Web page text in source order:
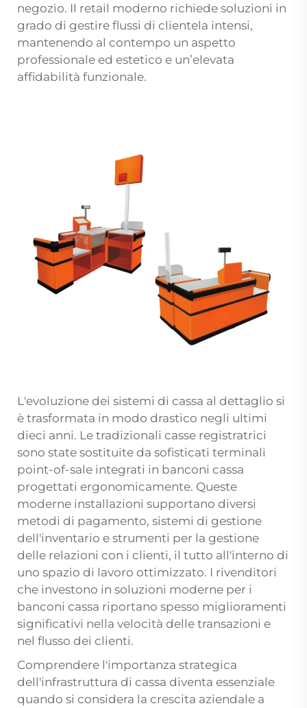
negozio. Il retail moderno richiede soluzioni in
grado di gestire flussi di clientela intensi,
mantenendo al contempo un aspetto
professionale ed estetico e un’elevata
affidabilità funzionale.
L'evoluzione dei sistemi di cassa al dettaglio si
è trasformata in modo drastico negli ultimi
dieci anni. Le tradizionali casse registratrici
sono state sostituite da sofisticati terminali
point-of-sale integrati in banconi cassa
progettati ergonomicamente. Queste
moderne installazioni supportano diversi
metodi di pagamento, sistemi di gestione
dell'inventario e strumenti per la gestione
delle relazioni con i clienti, il tutto all'interno di
uno spazio di lavoro ottimizzato. I rivenditori
che investono in soluzioni moderne per i
banconi cassa riportano spesso miglioramenti
significativi nella velocità delle transazioni e
nel flusso dei clienti.
Comprendere l'importanza strategica
dell'infrastruttura di cassa diventa essenziale
quando si considera la crescita aziendale a